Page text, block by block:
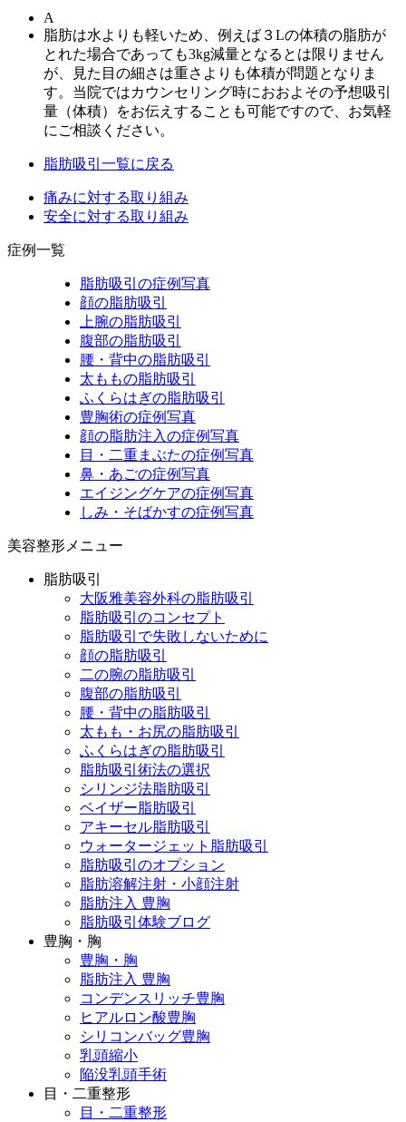
A
脂肪は水よりも軽いため、例えば３Lの体積の脂肪が
とれた場合であっても3kg減量となるとは限りません
が、見た目の細さは重さよりも体積が問題となりま
す。当院ではカウンセリング時におおよその予想吸引
量（体積）をお伝えすることも可能ですので、お気軽
にご相談ください。
脂肪吸引一覧に戻る
痛みに対する取り組み
安全に対する取り組み
症例一覧
脂肪吸引の症例写真
顔の脂肪吸引
上腕の脂肪吸引
腹部の脂肪吸引
腰・背中の脂肪吸引
太ももの脂肪吸引
ふくらはぎの脂肪吸引
豊胸術の症例写真
顔の脂肪注入の症例写真
目・二重まぶたの症例写真
鼻・あごの症例写真
エイジングケアの症例写真
しみ・そばかすの症例写真
美容整形メニュー
脂肪吸引
大阪雅美容外科の脂肪吸引
脂肪吸引のコンセプト
脂肪吸引で失敗しないために
顔の脂肪吸引
二の腕の脂肪吸引
腹部の脂肪吸引
腰・背中の脂肪吸引
太もも・お尻の脂肪吸引
ふくらはぎの脂肪吸引
脂肪吸引術法の選択
シリンジ法脂肪吸引
ベイザー脂肪吸引
アキーセル脂肪吸引
ウォータージェット脂肪吸引
脂肪吸引のオプション
脂肪溶解注射・小顔注射
脂肪注入 豊胸
脂肪吸引体験ブログ
豊胸・胸
豊胸・胸
脂肪注入 豊胸
コンデンスリッチ豊胸
ヒアルロン酸豊胸
シリコンバッグ豊胸
乳頭縮小
陥没乳頭手術
目・二重整形
目・二重整形